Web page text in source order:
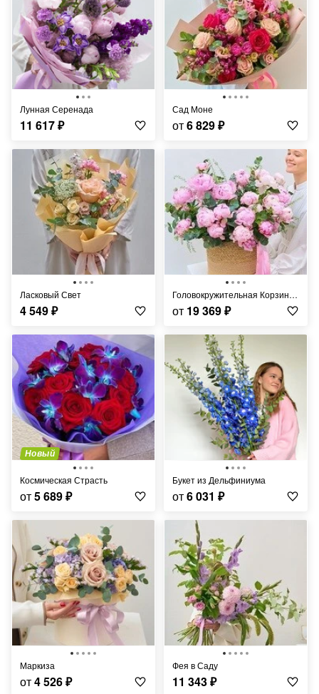
Лунная Серенада
11 617₽
Сад Моне
от6 829₽
Ласковый Свет
4 549₽
Головокружительная Корзина Пионов
от 19 369₽
Новый
Космическая Страсть
от5 689₽
Букет из Дельфиниума
от6 031 ₽
Маркиза
от4 526₽
Фея в Саду
11 343₽